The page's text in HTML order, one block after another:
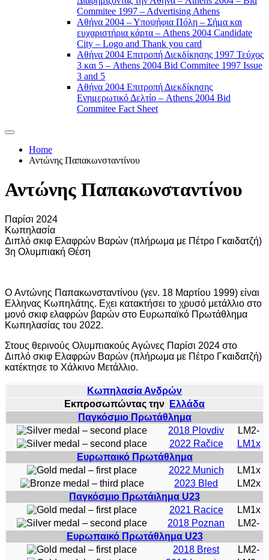
Commitee 1997 – Advertising Athens
Αθήνα 2004 – Υποψήφια Πόλη – Σήμα και
ευχαριστήρια κάρτα – Athens 2004 Candidate
City – Logo and Thank you card
Αθήνα 2004 Επιτροπή Διεκδίκησης 1997 Τεύχος
3 και 5 – Athens 2004 Bid Commitee 1997 Issue
3 and 5
Αθήνα 2004 Επιτροπή Διεκδίκησης
Ενημερωτικό Δελτίο – Athens 2004 Bid
Commitee Fact Sheet
Home
Αντώνης Παπακωνσταντίνου
Αντώνης Παπακωνσταντίνου
Παρίσι 2024
Κωπηλασία
Διπλό σκιφ Ελαφρών Βαρών (πλήρωμα με Πέτρο Γκαιδατζή)
3η Ολυμπιακή Θέση
O Αντώνης Παπακωνσταντίνου (γεν. 18 Μαρτίου 1999) είναι
Ελληνας Κωπηλάτης. Εχει κατακτήσει το χρυσό μετάλλιο στο
μονό σκιφ ελαφρών βαρών στο Ευρωπαϊκό Πρωτάθλημα
Κωπηλασίας του 2022.
Στους θερινούς Ολυμπιακούς Αγώνες Παρίσι 2024 στο
Διπλό σκιφ Ελαφρών Βαρών (πλήρωμα με Πέτρο Γκαιδατζή)
κατέκτησε το Χάλκινο Μετάλλιο.
Κωπηλασία Ανδρών
Εκπροσωπώντας την
Ελλάδα
Παγκόσμιο Πρωτάθλημα
2018 Plovdiv
LM2-
2022 Račice
LM1x
Ευρωπαικό Πρωτάθλημα
2022 Munich
LM1x
2023 Bled
LM2x
Παγκόσμιο Πρωτάιλημα U23
2021 Racice
LM1x
2018 Poznan
LM2-
Ευρωπαικό Πρωτάθλημα U23
2018 Brest
LM2-